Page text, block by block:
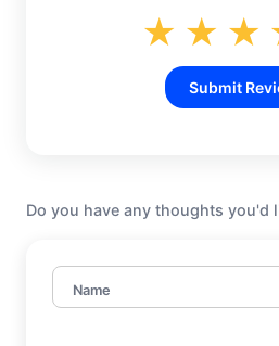
★ ★ ★
Submit
Do you have any thoughts you'd
Name